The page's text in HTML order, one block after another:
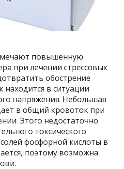
повышенную
при лечении стрессовых
обострение
находится в ситуации
напряжения. Небольшая
в общий кровоток при
Этого недостаточно
токсического
фосфорной кислоты в
поэтому возможна